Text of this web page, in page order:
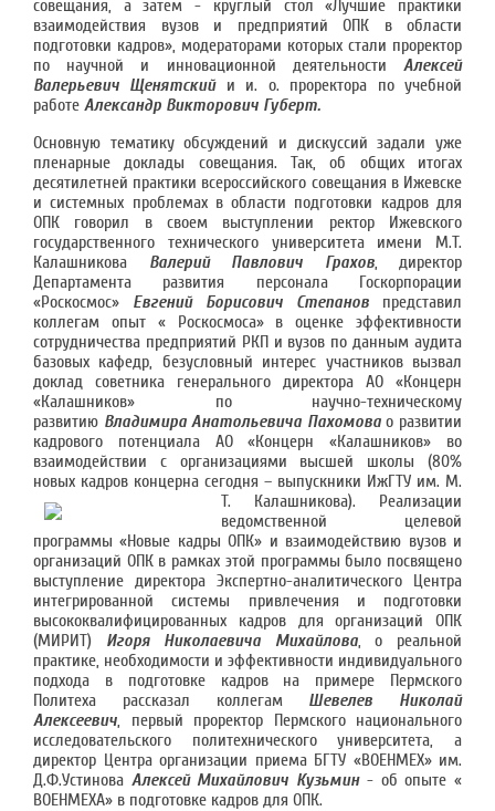
совещания, а затем - круглый стол «Лучшие практики
взаимодействия вузов и предприятий ОПК в области
подготовки кадров», модераторами которых стали проректор
по научной и инновационной деятельности Алексей
Валерьевич Щенятскийи и. о. проректора по учебной
работе Александр Викторович Губерт.
Основную тематику обсуждений и дискуссий задали уже
пленарные доклады совещания. Так, об общих итогах
десятилетней практики всероссийского совещания в Ижевске
и системных проблемах в области подготовки кадров для
ОПК говорил в своем выступлении ректор Ижевского
государственного технического университета имени М.Т.
Калашникова Валерий Павлович Грахов, директор
Департамента развития персонала Госкорпорации
«Роскосмос» Евгений Борисович Степанов представил
коллегам опыт « Роскосмоса» в оценке эффективности
сотрудничества предприятий РКП и вузов по данным аудита
базовых кафедр, безусловный интерес участников вызвал
доклад советника генерального директора АО «Концерн
«Калашников» по научно-техническому
развитию Владимира Анатольевича Пахомовао развитии
кадрового потенциала АО «Концерн «Калашников» во
взаимодействии с организациями высшей школы (80%
новых кадров концерна сегодня – выпускники ИжГТУ им. М.
Т. Калашникова). Реализации
ведомственной целевой
программы «Новые кадры ОПК» и взаимодействию вузов и
организаций ОПК в рамках этой программы было посвящено
выступление директора Экспертно-аналитического Центра
интегрированной системы привлечения и подготовки
высококвалифицированных кадров для организаций ОПК
(МИРИТ) Игоря Николаевича Михайлова, о реальной
практике, необходимости и эффективности индивидуального
подхода в подготовке кадров на примере Пермского
Политеха рассказал коллегам Шевелев Николай
Алексеевич, первый проректор Пермского национального
исследовательского политехнического университета, а
директор Центра организации приема БГТУ «ВОЕНМЕХ» им.
Д.Ф.Устинова Алексей Михайлович Кузьмин- об опыте «
ВОЕНМЕХА» в подготовке кадров для ОПК.